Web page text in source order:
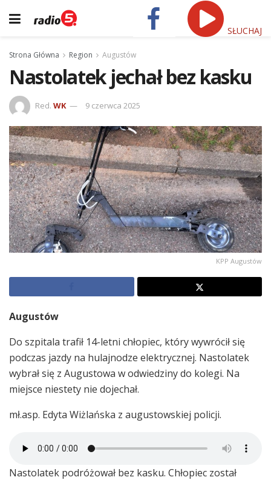
SŁUCHAJ
Strona Główna Region Augustów
Nastolatek jechał bez kasku
Red. WK 9 czerwca 2025
KPP Augustów
Augustów
Do szpitala trafił 14-letni chłopiec, który wywrócił się
podczas jazdy na hulajnodze elektrycznej. Nastolatek
wybrał się z Augustowa w odwiedziny do kolegi. Na
miejsce niestety nie dojechał.
mł.asp. Edyta Wiżlańska z augustowskiej policji.
Nastolatek podróżował bez kasku. Chłopiec został